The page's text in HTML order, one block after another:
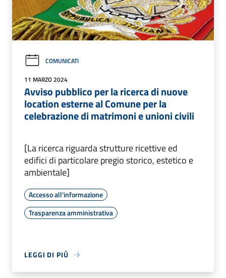
COMUNICATI
11 MARZO 2024
Avviso pubblico per la ricerca di nuove
location esterne al Comune per la
celebrazione di matrimoni e unioni civili
[La ricerca riguarda strutture ricettive ed
edifici di particolare pregio storico, estetico e
ambientale]
Accesso all'informazione
Trasparenza amministrativa
LEGGI DI PIÙ